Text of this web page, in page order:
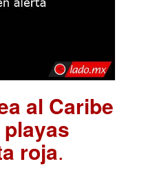
al Caribe
roja.